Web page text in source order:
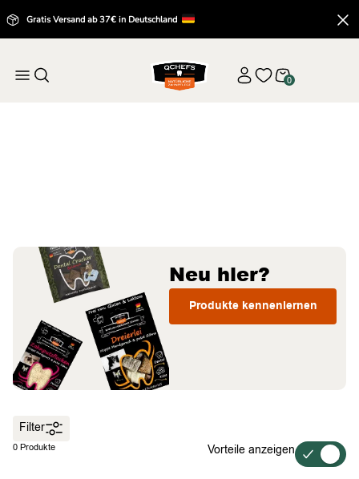
Gratis Versand ab 37€ in Deutschland
0
Neu hier?
Produkte kennenlernen
Filter
0 Produkte Vorteile anzeigen